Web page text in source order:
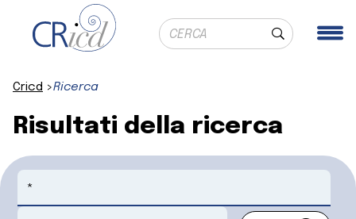
Ricerca globale
Cerca
Cricd Ricerca
Risultati della ricerca
Cerca